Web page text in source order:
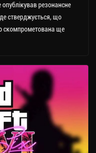
резонансне
де стверджується, що
скомпрометована ще